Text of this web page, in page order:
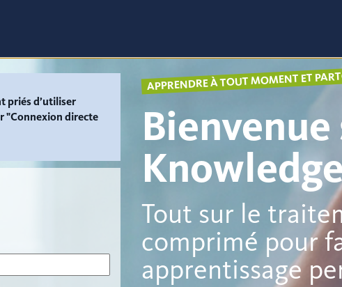
priés d’utiliser
"Connexion directe
APPRENDRE À TOUT MOMENT ET
Tout sur le
comprimé pour
apprentissage